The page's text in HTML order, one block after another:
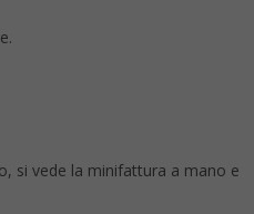
si vede la minifattura a mano e